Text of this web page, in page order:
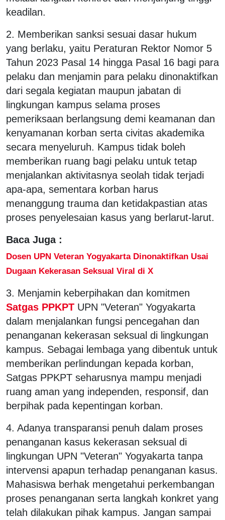
keadilan.
2. Memberikan sanksi sesuai dasar hukum
yang berlaku, yaitu Peraturan Rektor Nomor 5
Tahun 2023 Pasal 14 hingga Pasal 16 bagi para
pelaku dan menjamin para pelaku dinonaktifkan
dari segala kegiatan maupun jabatan di
lingkungan kampus selama proses
pemeriksaan berlangsung demi keamanan dan
kenyamanan korban serta civitas akademika
secara menyeluruh. Kampus tidak boleh
memberikan ruang bagi pelaku untuk tetap
menjalankan aktivitasnya seolah tidak terjadi
apa-apa, sementara korban harus
menanggung trauma dan ketidakpastian atas
proses penyelesaian kasus yang berlarut-larut.
Baca Juga :
Dosen UPN Veteran Yogyakarta Dinonaktifkan Usai
Dugaan Kekerasan Seksual Viral di X
3. Menjamin keberpihakan dan komitmen
Satgas PPKPT UPN "Veteran" Yogyakarta
dalam menjalankan fungsi pencegahan dan
penanganan kekerasan seksual di lingkungan
kampus. Sebagai lembaga yang dibentuk untuk
memberikan perlindungan kepada korban,
Satgas PPKPT seharusnya mampu menjadi
ruang aman yang independen, responsif, dan
berpihak pada kepentingan korban.
4. Adanya transparansi penuh dalam proses
penanganan kasus kekerasan seksual di
lingkungan UPN "Veteran" Yogyakarta tanpa
intervensi apapun terhadap penanganan kasus.
Mahasiswa berhak mengetahui perkembangan
proses penanganan serta langkah konkret yang
telah dilakukan pihak kampus. Jangan sampai